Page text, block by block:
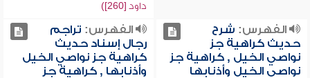
داود [260])
الفهرس: شرح
حديث كراهية جز
نواصي الخيل , كراهية جز
نواصي الخيل وأذنابها
الفهرس: تراجم
رجال إسناد حديث
كراهية جز نواصي الخيل
وأذنابها , كراهية جز